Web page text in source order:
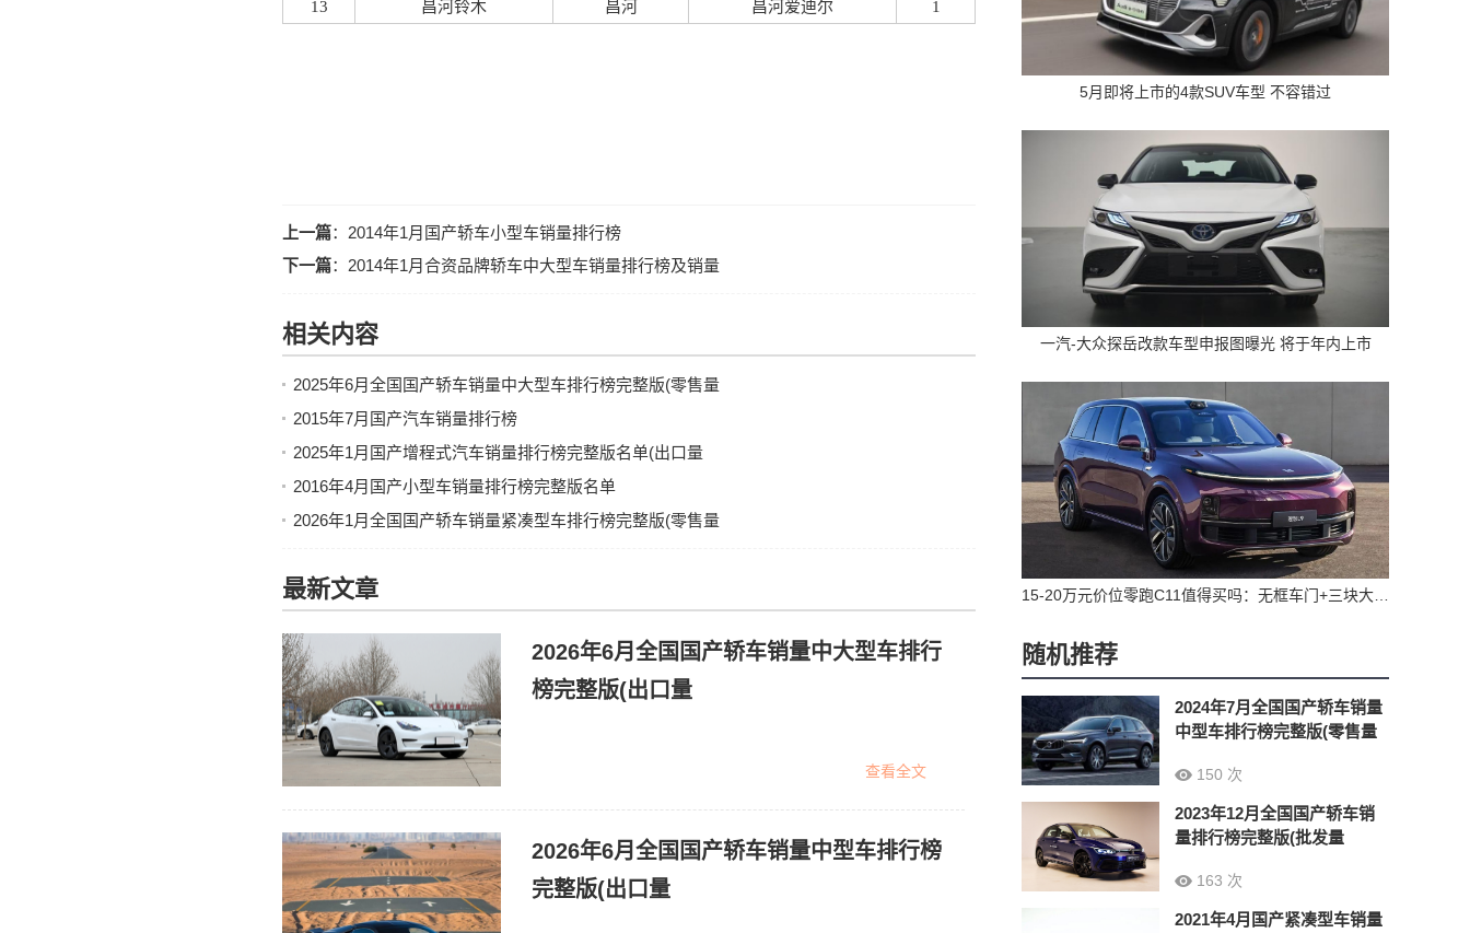
13
昌河铃木 昌河 昌河爱迪尔 1
上一篇： 2014年1月国产轿车小型车销量排行榜
下一篇： 2014年1月合资品牌轿车中大型车销量排行榜及销量
相关内容
2025年6月全国国产轿车销量中大型车排行榜完整版(零售量
2015年7月国产汽车销量排行榜
2025年1月国产增程式汽车销量排行榜完整版名单(出口量
2016年4月国产小型车销量排行榜完整版名单
2026年1月全国国产轿车销量紧凑型车排行榜完整版(零售量
最新文章
2026年6月全国国产轿车销量中大型车排行
榜完整版(出口量
查看全文
2026年6月全国国产轿车销量中型车排行榜
完整版(出口量
5月即将上市的4款SUV车型 不容错过
一汽-大众探岳改款车型申报图曝光 将于年内上市
随机推荐
2024年7月全国国产轿车销量
中型车排行榜完整版(零售量
150 次
2023年12月全国国产轿车销
量排行榜完整版(批发量
163 次
2021年4月国产紧凑型车销量